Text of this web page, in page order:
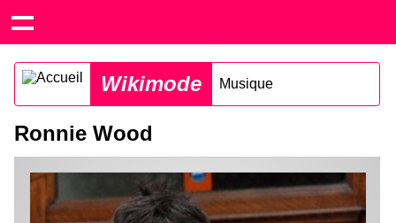
Wikimode Musique
Ronnie Wood